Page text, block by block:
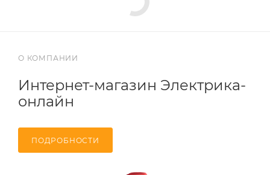
О КОМПАНИИ
Интернет-магазин Электрика-
онлайн
ПОДРОБНОСТИ